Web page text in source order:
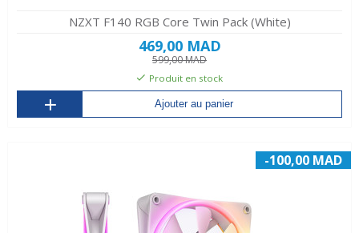
NZXT F140 RGB Core Twin Pack (White)
469,00 MAD
599,00 MAD
Produit en stock
Ajouter au panier
-100,00 MAD